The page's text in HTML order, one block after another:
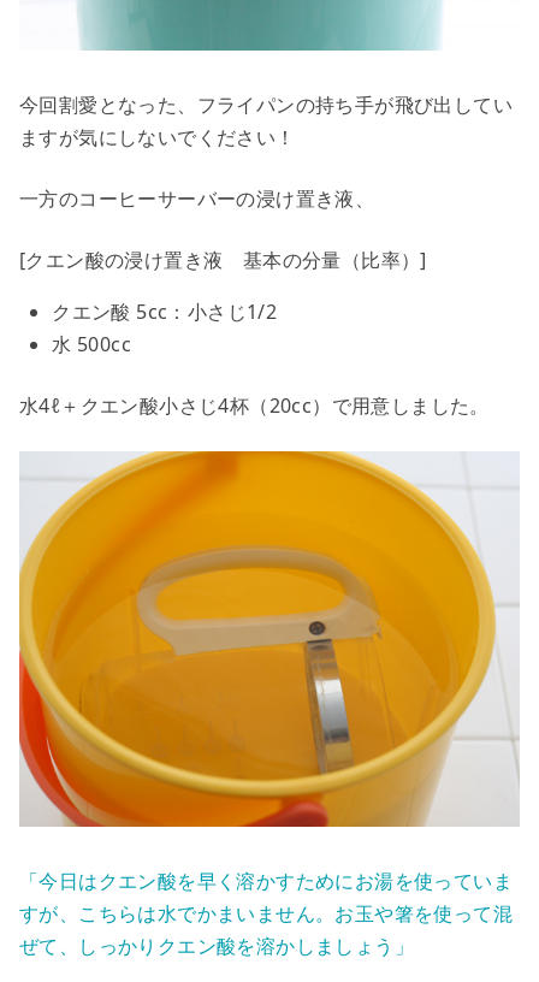
今回割愛となった、フライパンの持ち手が飛び出してい
ますが気にしないでください！
一方のコーヒーサーバーの浸け置き液、
[クエン酸の浸け置き液 基本の分量（比率）]
クエン酸 5cc：小さじ1/2
水 500cc
水4ℓ＋クエン酸小さじ4杯（20cc）で用意しました。
「今日はクエン酸を早く溶かすためにお湯を使っていま
すが、こちらは水でかまいません。お玉や箸を使って混
ぜて、しっかりクエン酸を溶かしましょう」